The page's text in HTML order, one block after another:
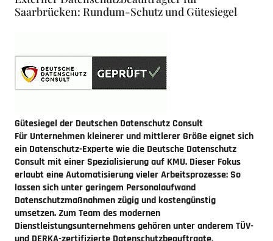
Saarbrücken: Rundum-Schutz und Gütesiegel
Gütesiegel der Deutschen Datenschutz Consult
Für Unternehmen kleinerer und mittlerer Größe eignet sich
ein Datenschutz-Experte wie die Deutsche Datenschutz
Consult mit einer Spezialisierung auf KMU. Dieser Fokus
erlaubt eine Automatisierung vieler Arbeitsprozesse: So
lassen sich unter geringem Personalaufwand
Datenschutzmaßnahmen zügig und kostengünstig
umsetzen. Zum Team des modernen
Dienstleistungsunternehmens gehören unter anderem TÜV-